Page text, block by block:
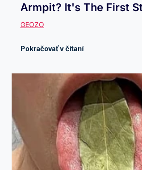
Armpit? It's The First